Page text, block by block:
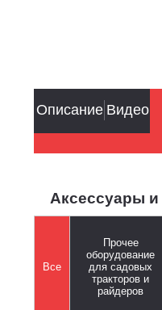
Аксессуары
Все
Прочее
оборудование
для садовых
тракторов и
райдеров
Описание Видео